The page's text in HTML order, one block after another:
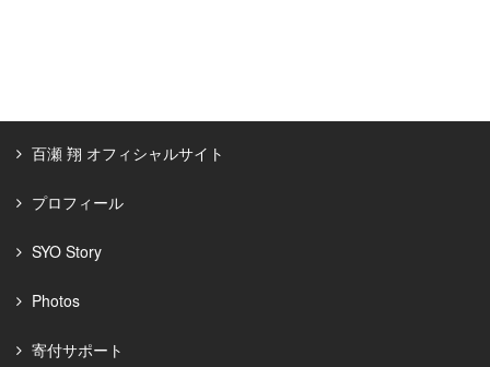
百瀬 翔 オフィシャルサイト
プロフィール
SYO Story
Photos
寄付サポート